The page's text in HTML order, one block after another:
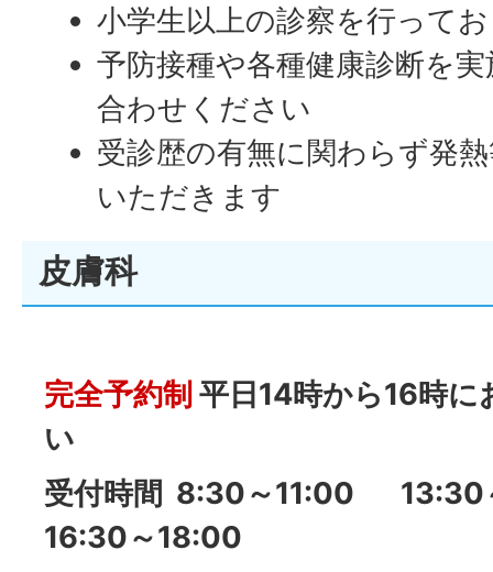
小学生以上の診察を行って
予防接種や各種健康診断を
合わせください
受診歴の有無に関わらず発
いただきます
皮膚科
完全予約制 平日14時から16時に
い
受付時間 8:30～11:00
16:30～18:00